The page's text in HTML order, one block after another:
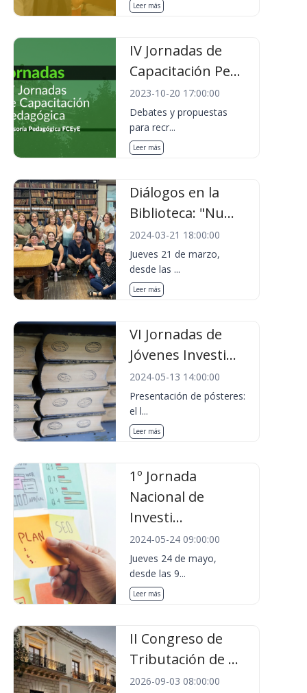
Leer más
IV Jornadas de
Capacitación Pe...
2023-10-20 17:00:00
Debates y propuestas
para recr...
Leer más
Diálogos en la
Biblioteca: "Nu...
2024-03-21 18:00:00
Jueves 21 de marzo,
desde las ...
Leer más
VI Jornadas de
Jóvenes Investi...
2024-05-13 14:00:00
Presentación de pósteres:
el l...
Leer más
1º Jornada
Nacional de
Investi...
2024-05-24 09:00:00
Jueves 24 de mayo,
desde las 9...
Leer más
II Congreso de
Tributación de ...
2026-09-03 08:00:00